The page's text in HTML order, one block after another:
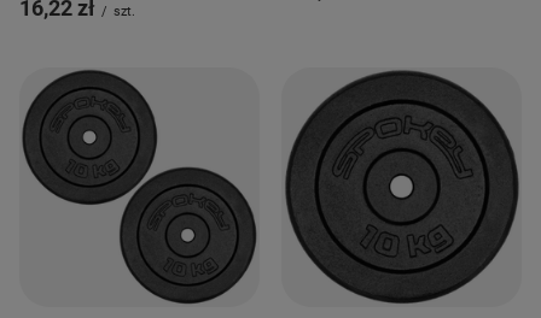
16,22 zł / szt.